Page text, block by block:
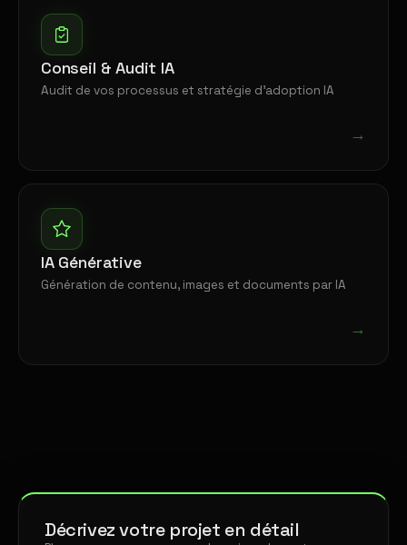
Conseil & Audit IA
Audit de vos processus et stratégie d'adoption IA
→
IA Générative
Génération de contenu, images et documents par IA
→
Décrivez votre projet en détail